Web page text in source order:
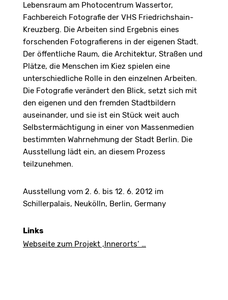
Lebensraum am Photocentrum Wassertor,
Fachbereich Fotografie der VHS Friedrichshain-
Kreuzberg. Die Arbeiten sind Ergebnis eines
forschenden Fotografierens in der eigenen Stadt.
Der öffentliche Raum, die Architektur, Straßen und
Plätze, die Menschen im Kiez spielen eine
unterschiedliche Rolle in den einzelnen Arbeiten.
Die Fotografie verändert den Blick, setzt sich mit
den eigenen und den fremden Stadtbildern
auseinander, und sie ist ein Stück weit auch
Selbstermächtigung in einer von Massenmedien
bestimmten Wahrnehmung der Stadt Berlin. Die
Ausstellung lädt ein, an diesem Prozess
teilzunehmen.
Ausstellung vom 2. 6. bis 12. 6. 2012 im
Schillerpalais, Neukölln, Berlin, Germany
Links
Webseite zum Projekt ‚Innerorts‘ …